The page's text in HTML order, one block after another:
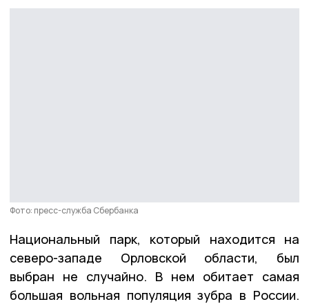
Фото: пресс-служба Сбербанка
Национальный парк, который находится на
северо-западе Орловской области, был
выбран не случайно. В нем обитает самая
большая вольная популяция зубра в России.